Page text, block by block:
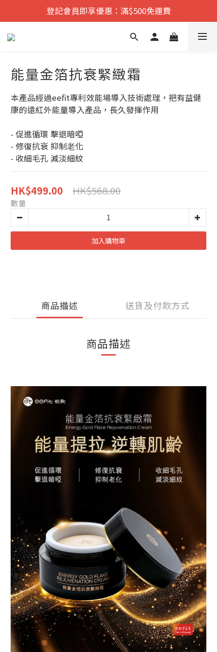
遠紅外舒痛·理療    香港No.1
新品發佈：靜脈水精油
遠紅外舒痛·理療    香港No.1
能量金箔抗衰緊緻霜
本產品經過eefit專利效能場導入技術處理，把有益健
康的遠紅外能量導入產品，長久發揮作用
- 促進循環 擊退暗啞
- 修復抗衰 抑制⽼化
- 收細毛孔 減淡細紋
HK$499.00 HK$568.00
數量
加入購物車
商品描述 送貨及付款方式
商品描述